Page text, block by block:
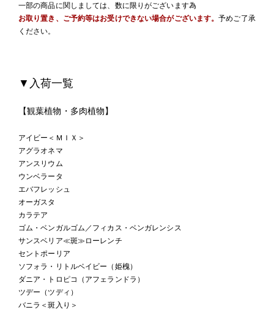
一部の商品に関しましては、数に限りがございます為
お取り置き、ご予約等はお受けできない場合がございます。予めご了承
ください。
▼入荷一覧
【観葉植物・多肉植物】
アイビー＜ＭＩＸ＞
アグラオネマ
アンスリウム
ウンベラータ
エバフレッシュ
オーガスタ
カラテア
ゴム・ベンガルゴム／フィカス・ベンガレンシス
サンスベリア≪斑≫ローレンチ
セントポーリア
ソフォラ・リトルベイビー（姫槐）
ダニア・トロピコ（アフェランドラ）
ツデー（ツディ）
バニラ＜斑入り＞